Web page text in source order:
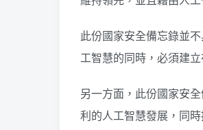
此份國家安全備忘錄並
工智慧的同時，必須建
另一方面，此份國家安
利的人工智慧發展，同